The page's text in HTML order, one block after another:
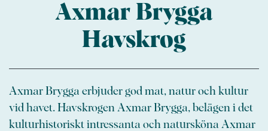
Axmar Brygga
Havskrog
Axmar Brygga erbjuder god mat, natur och kultur
vid havet. Havskrogen Axmar Brygga, belägen i det
kulturhistoriskt intressanta och natursköna Axmar